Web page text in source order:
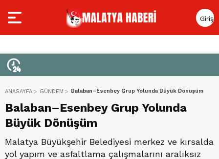
Giriş
Yap
ANASAYFA GÜNDEM Balaban–Esenbey Grup Yolunda Büyük Dönüşüm
Balaban–Esenbey Grup Yolunda
Büyük Dönüşüm
Malatya Büyükşehir Belediyesi merkez ve kırsalda
yol yapım ve asfaltlama çalışmalarını aralıksız